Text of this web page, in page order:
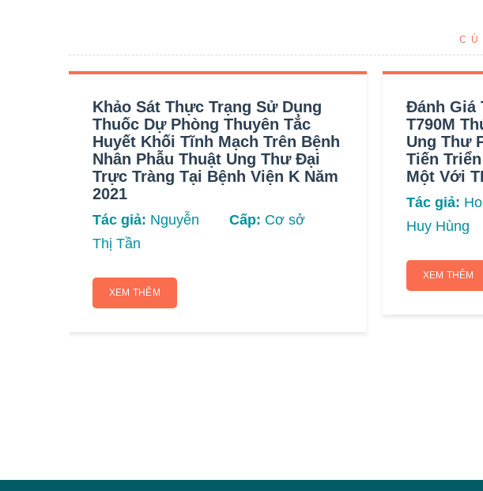
Khảo Sát Thực Trạng Sử Dụng
Thuốc Dự Phòng Thuyên Tắc
Huyết Khối Tĩnh Mạch Trên Bệnh
Nhân Phẫu Thuật Ung Thư Đại
Trực Tràng Tại Bệnh Viện K Năm
2021
Tác giả: Nguyễn
Thị Tần
Cấp: Cơ sở
XEM THÊM
Đánh Giá
T790M
Ung Thư
Tiến
Một Với
Tác giả:
Huy Hùng
XEM THÊM